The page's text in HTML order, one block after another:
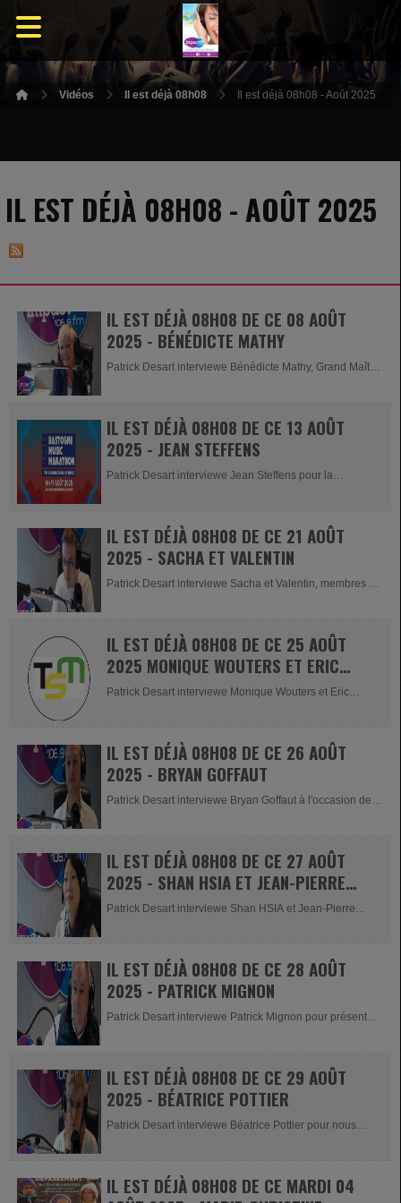
Vidéos Il est déjà 08h08 Il est déjà 08h08 - Août 2025
IL EST DÉJÀ 08H08 - AOÛT 2025
IL EST DÉJÀ 08H08 DE CE 08 AOÛT
2025 - BÉNÉDICTE MATHY
Patrick Desart interviewe Bénédicte Mathy, Grand Maître
IL EST DÉJÀ 08H08 DE CE 13 AOÛT
2025 - JEAN STEFFENS
Patrick Desart interviewe Jean Steffens pour la
IL EST DÉJÀ 08H08 DE CE 21 AOÛT
2025 - SACHA ET VALENTIN
Patrick Desart interviewe Sacha et Valentin, membres de
IL EST DÉJÀ 08H08 DE CE 25 AOÛT
2025 MONIQUE WOUTERS ET ERIC
CROCHE
Patrick Desart interviewe Monique Wouters et Eric
IL EST DÉJÀ 08H08 DE CE 26 AOÛT
2025 - BRYAN GOFFAUT
Patrick Desart interviewe Bryan Goffaut à l'occasion de
IL EST DÉJÀ 08H08 DE CE 27 AOÛT
2025 - SHAN HSIA ET JEAN-PIERRE
KOCH
Patrick Desart interviewe Shan HSIA et Jean-Pierre
IL EST DÉJÀ 08H08 DE CE 28 AOÛT
2025 - PATRICK MIGNON
Patrick Desart interviewe Patrick Mignon pour présenter
IL EST DÉJÀ 08H08 DE CE 29 AOÛT
2025 - BÉATRICE POTTIER
Patrick Desart interviewe Béatrice Pottier pour nous
IL EST DÉJÀ 08H08 DE CE MARDI 04